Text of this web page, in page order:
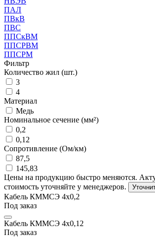
ПАЛ
ПВкВ
ПВС
ППСкВМ
ППСРВМ
ППСРМ
Фильтр
Количество жил (шт.)
3
4
Материал
Медь
Номинальное сечение (мм²)
0,2
0,12
Сопротивление (Ом/км)
87,5
145,83
Цены на продукцию быстро меняются.
стоимость уточняйте у менеджеров.
Кабель КММСЭ 4x0,2
Под заказ
Кабель КММСЭ 4x0,12
Под заказ